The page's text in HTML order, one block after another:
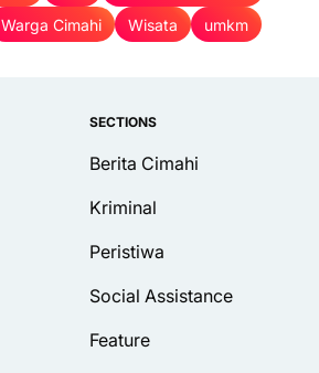
Warga Cimahi Wisata umkm
SECTIONS
Berita Cimahi
Kriminal
Peristiwa
Social Assistance
Feature